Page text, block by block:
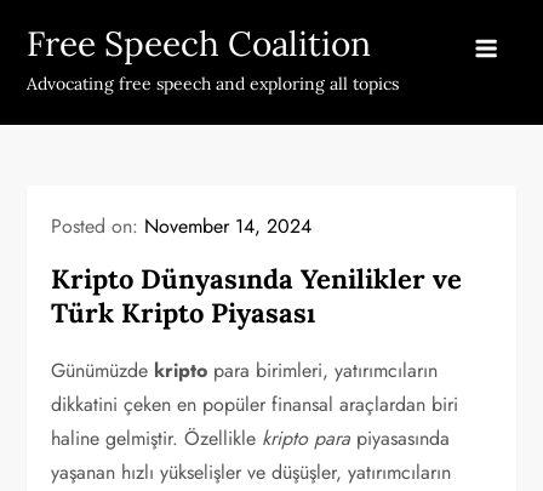
content
Free Speech Coalition
Advocating free speech and exploring all topics
Posted on: November 14, 2024
Kripto Dünyasında Yenilikler ve
Türk Kripto Piyasası
Günümüzde kripto para birimleri, yatırımcıların
dikkatini çeken en popüler finansal araçlardan biri
haline gelmiştir. Özellikle kripto para piyasasında
yaşanan hızlı yükselişler ve düşüşler, yatırımcıların